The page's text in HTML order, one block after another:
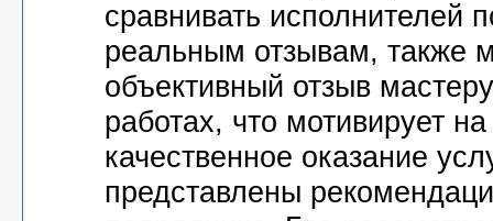
сравнивать исполнителей
реальным отзывам, также
объективный отзыв
работах, что мотивирует
качественное оказание
представлены